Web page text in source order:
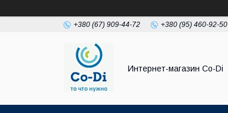
+380 (67) 909-44-72 +380 (95) 460-92-50
Интернет-магазин Co-Di